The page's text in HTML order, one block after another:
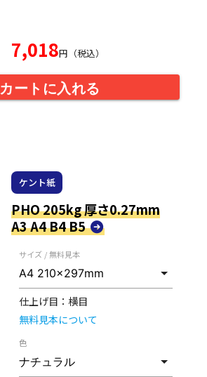
7,018円（税込）
カートに入れる
ケント紙
PHO 205kg 厚さ0.27mm
A3 A4 B4 B5
サイズ / 無料見本
仕上げ目： 横目
無料見本について
色